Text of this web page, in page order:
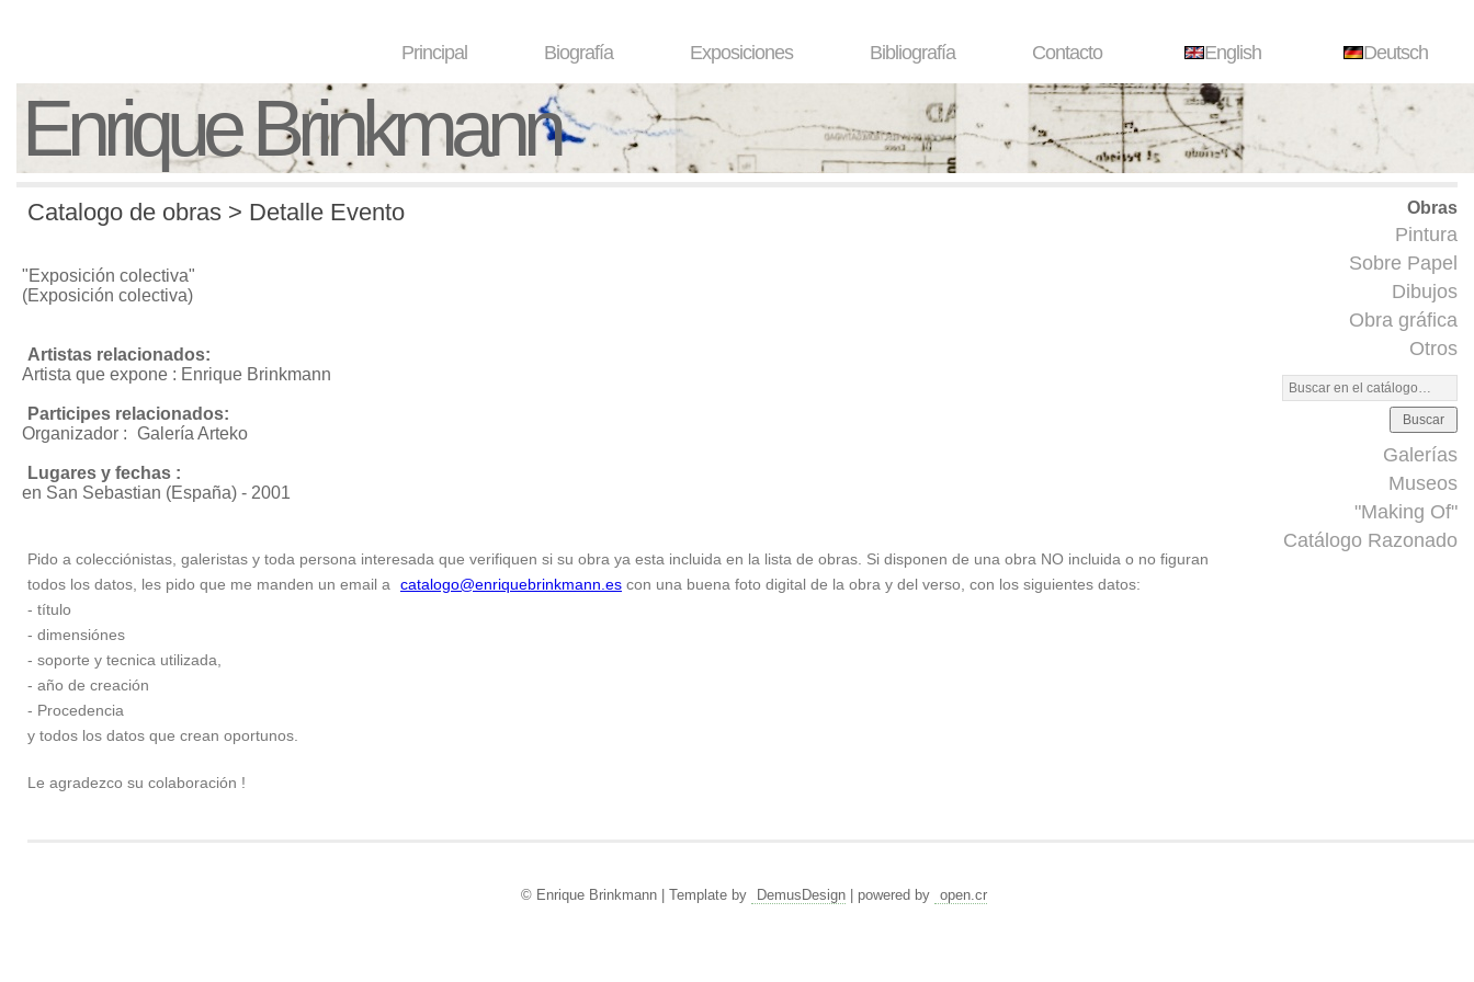
Principal Biografía Exposiciones Bibliografía Contacto English Deutsch
Enrique Brinkmann
Obras
Pintura
Sobre Papel
Dibujos
Obra gráfica
Otros
Buscar
Galerías
Museos
"Making Of"
Catálogo Razonado
Catalogo de obras > Detalle Evento
"Exposición colectiva"
(Exposición colectiva)
Artistas relacionados:
Artista que expone : Enrique Brinkmann
Participes relacionados:
Organizador : Galería Arteko
Lugares y fechas :
en San Sebastian (España) - 2001
Pido a colecciónistas, galeristas y toda persona interesada que verifiquen si su obra ya esta incluida en la lista de obras. Si disponen de una obra NO incluida o no figuran
todos los datos, les pido que me manden un email a
catalogo@enriquebrinkmann.es con una buena foto digital de la obra y del verso, con los siguientes datos:
- título
- dimensiónes
- soporte y tecnica utilizada,
- año de creación
- Procedencia
y todos los datos que crean oportunos.
Le agradezco su colaboración !
© Enrique Brinkmann | Template by DemusDesign| powered by open.cr